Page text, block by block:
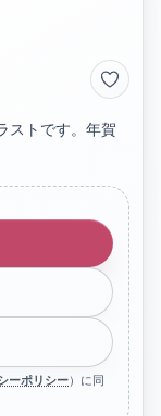
ストです。年賀
ーポリシー）に同